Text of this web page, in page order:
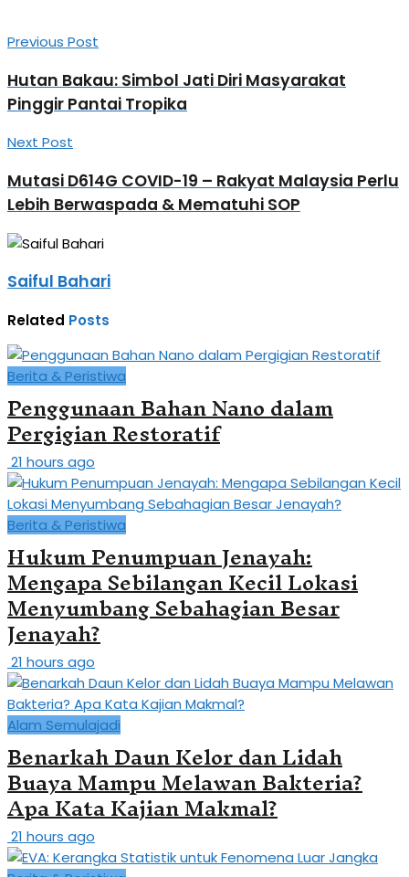
Previous Post
Hutan Bakau: Simbol Jati Diri Masyarakat
Pinggir Pantai Tropika
Next Post
Mutasi D614G COVID-19 – Rakyat Malaysia Perlu
Lebih Berwaspada & Mematuhi SOP
Saiful Bahari
Related Posts
Berita & Peristiwa
Penggunaan Bahan Nano dalam
Pergigian Restoratif
21 hours ago
Berita & Peristiwa
Hukum Penumpuan Jenayah:
Mengapa Sebilangan Kecil Lokasi
Menyumbang Sebahagian Besar
Jenayah?
21 hours ago
Alam Semulajadi
Benarkah Daun Kelor dan Lidah
Buaya Mampu Melawan Bakteria?
Apa Kata Kajian Makmal?
21 hours ago